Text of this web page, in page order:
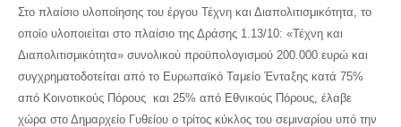
Στο πλαίσιο υλοποίησης του έργου Τέχνη και Διαπολιτισμικότητα, το
οποίο υλοποιείται στο πλαίσιο της Δράσης 1.13/10: «Τέχνη και
Διαπολιτισμικότητα» συνολικού προϋπολογισμού 200.000 ευρώ και
συγχρηματοδοτείται από το Ευρωπαϊκό Ταμείο Ένταξης κατά 75%
από Κοινοτικούς Πόρους και 25% από Εθνικούς Πόρους, έλαβε
χώρα στο Δημαρχείο Γυθείου ο τρίτος κύκλος του σεμιναρίου υπό την